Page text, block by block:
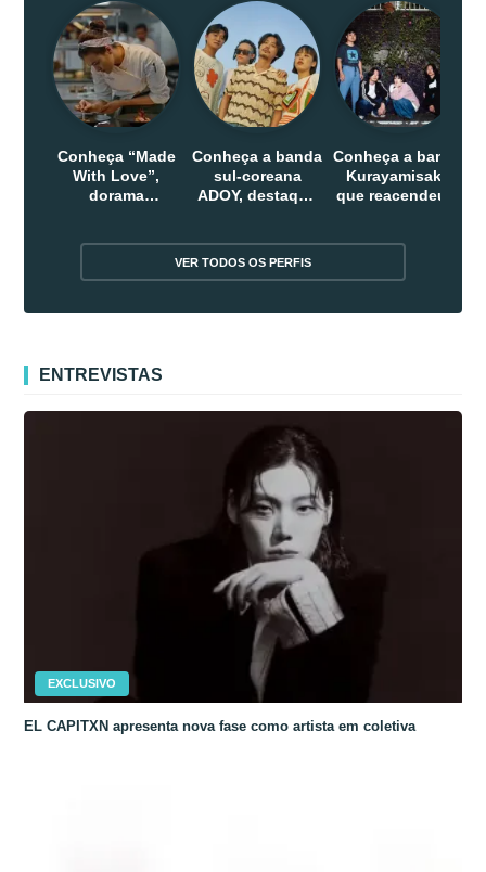
Conheça “Made
With Love”,
dorama
Conheça a banda
sul-coreana
ADOY, destaque
Conheça a banda
Kurayamisaka
que reacendeu o
VER TODOS OS PERFIS
ENTREVISTAS
EXCLUSIVO
EL CAPITXN apresenta nova fase como artista em coletiva